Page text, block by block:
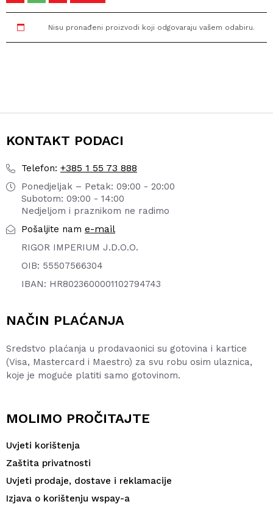
Nisu pronađeni proizvodi koji odgovaraju vašem odabiru.
KONTAKT PODACI
Telefon: +385 1 55 73 888
Ponedjeljak – Petak: 09:00 - 20:00
Subotom: 09:00 - 14:00
Nedjeljom i praznikom ne radimo
Pošaljite nam e-mail
RIGOR IMPERIUM J.D.O.O.
OIB: 55507566304
IBAN: HR8023600001102794743
NAČIN PLAĆANJA
Sredstvo plaćanja u prodavaonici su gotovina i kartice
(Visa, Mastercard i Maestro) za svu robu osim ulaznica,
koje je moguće platiti samo gotovinom.
MOLIMO PROČITAJTE
Uvjeti korištenja
Zaštita privatnosti
Uvjeti prodaje, dostave i reklamacije
Izjava o korištenju wspay-a